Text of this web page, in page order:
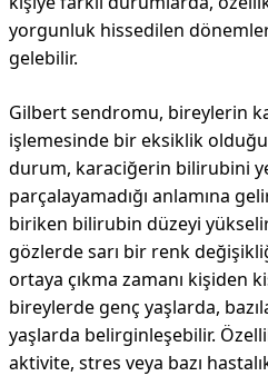
yorgunluk hissedilen
gelebilir.
Gilbert sendromu, bireylerin
işlemesinde bir eksiklik
durum, karaciğerin bilirubini
parçalayamadığı anlamına
biriken bilirubin düzeyi
gözlerde sarı bir renk
ortaya çıkma zamanı kişiden
bireylerde genç yaşlarda,
yaşlarda belirginleşebilir.
aktivite, stres veya bazı